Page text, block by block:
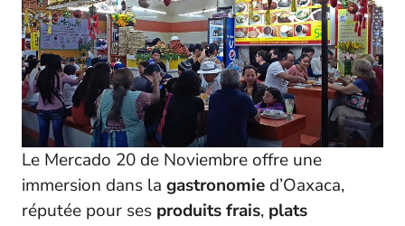
Le Mercado 20 de Noviembre offre une
immersion dans la gastronomie d’Oaxaca,
réputée pour ses produits frais, plats